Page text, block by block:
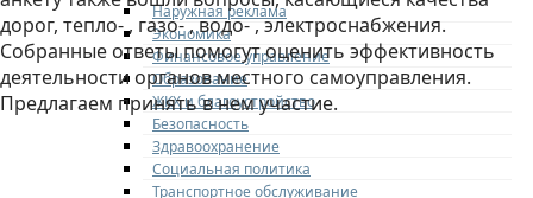
Наружная реклама
Экономика
Финансовое управление
Образование
ЖКХ и благоустройство
Безопасность
Здравоохранение
Социальная политика
Транспортное обслуживание
дорог, тепло- , газо- , водо- , электроснабжения.
Собранные ответы помогут оценить эффективность
деятельности органов местного самоуправления.
Предлагаем принять в нем участие.